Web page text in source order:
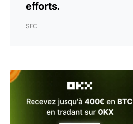
efforts.
SEC